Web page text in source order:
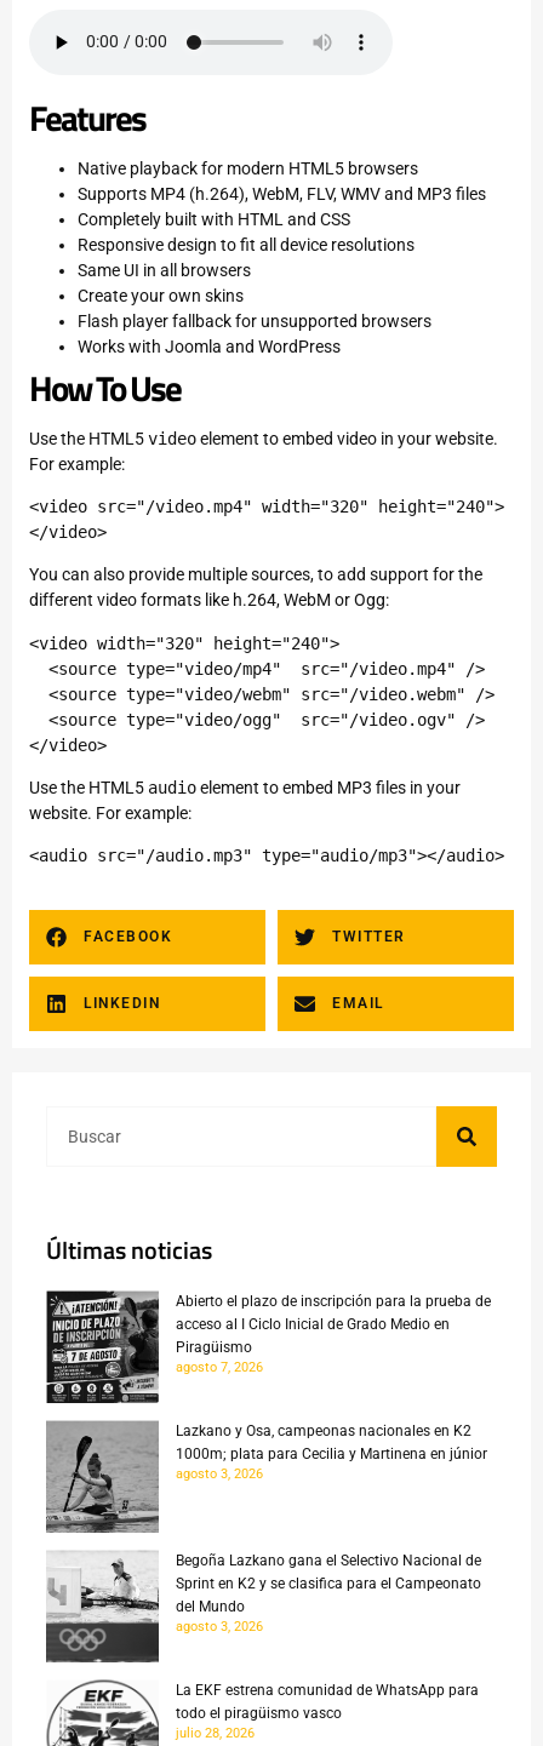
Features
Native playback for modern HTML5 browsers
Supports MP4 (h.264), WebM, FLV, WMV and MP3 files
Completely built with HTML and CSS
Responsive design to fit all device resolutions
Same UI in all browsers
Create your own skins
Flash player fallback for unsupported browsers
Works with Joomla and WordPress
How To Use
Use the HTML5videoelement to embed video in your website.
For example:
<video src="/video.mp4" width="320" height="240">
</video>
You can also provide multiple sources, to add support for the
different video formats like h.264, WebM or Ogg:
<video width="320" height="240">
Use the HTML5 audioelement to embed MP3 files in your
website. For example:
<audio src="/audio.mp3" type="audio/mp3"></audio>
FACEBOOK TWITTER
LINKEDIN EMAIL
Últimas noticias
Abierto el plazo de inscripción para la prueba de
acceso al I Ciclo Inicial de Grado Medio en
Piragüismo
agosto 7, 2026
Lazkano y Osa, campeonas nacionales en K2
1000m; plata para Cecilia y Martinena en júnior
agosto 3, 2026
Begoña Lazkano gana el Selectivo Nacional de
Sprint en K2 y se clasifica para el Campeonato
del Mundo
agosto 3, 2026
La EKF estrena comunidad de WhatsApp para
todo el piragüismo vasco
julio 28, 2026